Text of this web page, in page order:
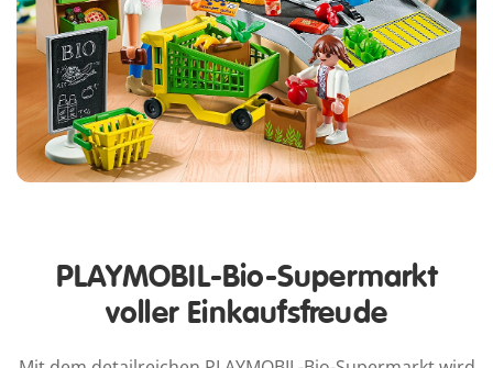
PLAYMOBIL-Bio-Supermarkt
voller Einkaufsfreude